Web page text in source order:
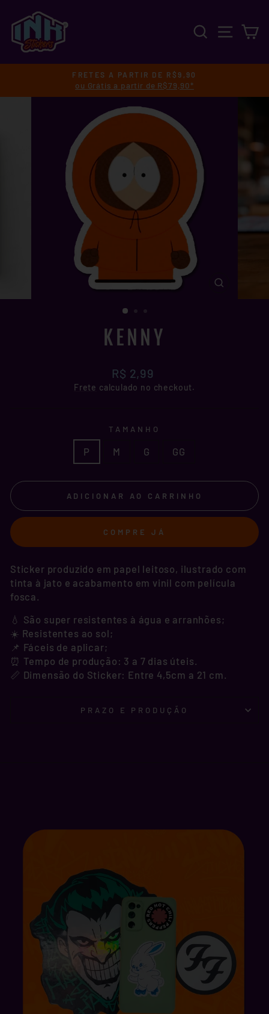
para
Conteúdo
PESQUISA
slideshow
FRETES A PARTIR DE R$9,90
ou Grátis a partir de R$79,90*
KENNY
Preço
normal
R$ 2,99
Frete calculado no checkout.
TAMANHO
P M G GG
ADICIONAR AO CARRINHO
COMPRE JÁ
Sticker produzido em papel leitoso, ilustrado com
tinta à jato e acabamento em vinil com película
fosca.
💧 São super resistentes à água e arranhões;
☀️ Resistentes ao sol;
📌 Fáceis de aplicar;
⏰ Tempo de produção: 3 a 7 dias úteis.
📏 Dimensão do Sticker: Entre 4,5cm a 21 cm.
PRAZO E PRODUÇÃO